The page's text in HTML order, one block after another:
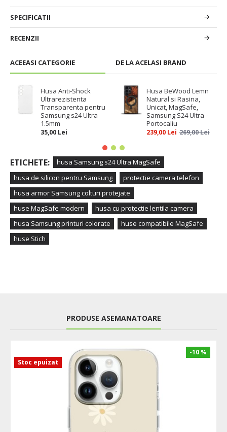
ACEEASI CATEGORIE DE LA ACELASI BRAND
Husa Anti-Shock
Ultrarezistenta
Transparenta pentru
Samsung s24 Ultra
1.5mm
35,00 Lei
Husa BeWood Lemn
Natural si Rasina,
Unicat, MagSafe,
Samsung S24 Ultra -
Portocaliu
239,00 Lei 269,00 Lei
SPECIFICATII
RECENZII
ETICHETE:
husa Samsung s24 Ultra MagSafe
husa de silicon pentru Samsung
protectie camera telefon
husa armor Samsung colturi protejate
huse MagSafe modern
husa cu protectie lentila camera
husa Samsung printuri colorate
huse compatibile MagSafe
huse Stich
PRODUSE ASEMANATOARE
-10 %
Stoc epuizat